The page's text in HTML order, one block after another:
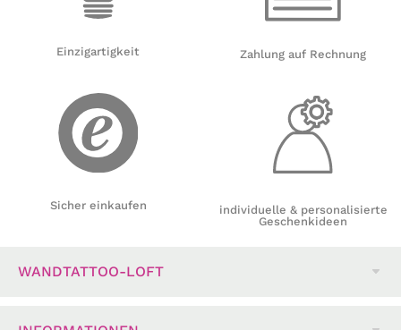
Einzigartigkeit
Sicher einkaufen
Zahlung auf Rechnung
individuelle & personalisierte
Geschenkideen
WANDTATTOO-LOFT